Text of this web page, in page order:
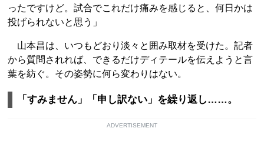
ったですけど。試合でこれだけ痛みを感じると、何日かは
投げられないと思う」
山本昌は、いつもどおり淡々と囲み取材を受けた。記者
から質問されれば、できるだけディテールを伝えようと言
葉を紡ぐ。その姿勢に何ら変わりはない。
「すみません」「申し訳ない」を繰り返し……。
ADVERTISEMENT